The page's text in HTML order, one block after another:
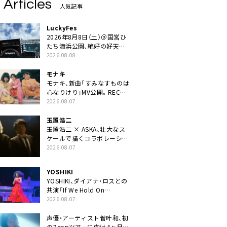
Articles 人気記事
LuckyFes
2026年8月8日（土）＠国営ひ
たち海浜公園、絶好の好天の
中＜LuckyFes’26＞開幕
2026.08.08
モナキ
モナキ、新曲「すみなすものは
心なりけり」MV公開。RECの
ギターにEvery Little Thing・
2026.08.07
玉置浩二
玉置浩二 × ASKA、壮大なス
ケールで描くコラボレーショ
ン曲「音銀河」リリース決定。
2026.08.07
YOSHIKI
YOSHIKI、ダイアナ・ロスとの
共演「If We Hold On
Together」ライブ映像公開
2026.08.07
声優・アーティスト菅叶和、初